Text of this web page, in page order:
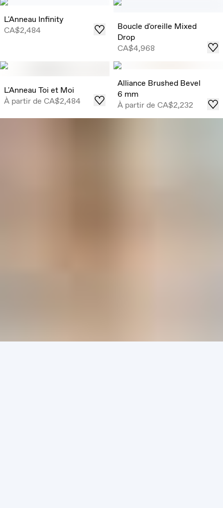
L'Anneau Infinity
CA$2,484
Boucle d'oreille Mixed
Drop
CA$4,968
L'Anneau Toi et Moi
À partir de CA$2,484
Alliance Brushed Bevel
6 mm
À partir de CA$2,232